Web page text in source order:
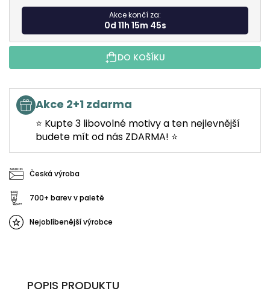
Akce končí za:
0d 11h 15m 44s
DO KOŠÍKU
Akce 2+1 zdarma
⭐ Kupte 3 libovolné motivy a ten nejlevnější
budete mít od nás ZDARMA! ⭐
Česká výroba
700+ barev v paletě
Nejoblíbenější výrobce
POPIS PRODUKTU